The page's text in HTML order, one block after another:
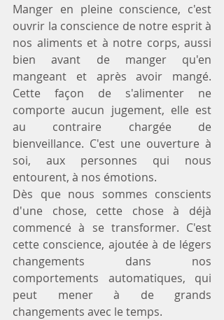
Manger en pleine conscience, c'est
ouvrir la conscience de notre esprit à
nos aliments et à notre corps, aussi
bien avant de manger qu'en
mangeant et après avoir mangé.
Cette façon de s'alimenter ne
comporte aucun jugement, elle est
au contraire chargée de
bienveillance. C'est une ouverture à
soi, aux personnes qui nous
entourent, à nos émotions.
Dès que nous sommes conscients
d'une chose, cette chose à déjà
commencé à se transformer. C'est
cette conscience, ajoutée à de légers
changements dans nos
comportements automatiques, qui
peut mener à de grands
changements avec le temps.